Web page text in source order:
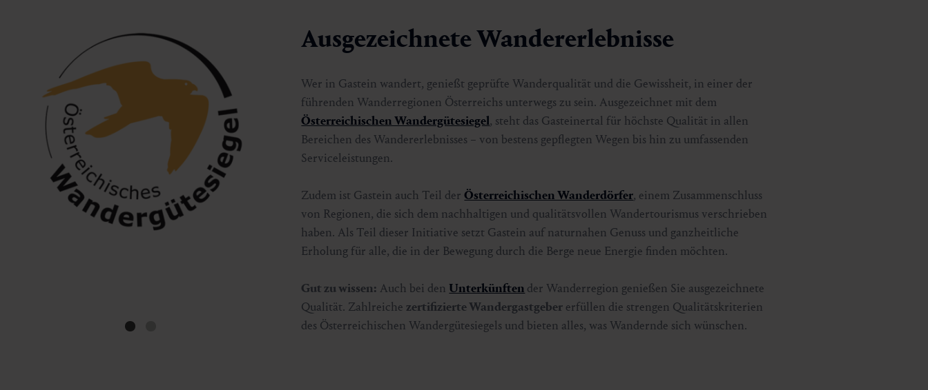
Ausgezeichnete Wandererlebnisse
Wer in Gastein wandert, genießt geprüfte Wanderqualität und die Gewissheit, in einer der
führenden Wanderregionen Österreichs unterwegs zu sein. Ausgezeichnet mit dem
Österreichischen Wandergütesiegel, steht das Gasteinertal für höchste Qualität in allen
Bereichen des Wandererlebnisses – von bestens gepflegten Wegen bis hin zu umfassenden
Serviceleistungen.
Zudem ist Gastein auch Teil derÖsterreichischen Wanderdörfer, einem Zusammenschluss
von Regionen, die sich dem nachhaltigen und qualitätsvollen Wandertourismus verschrieben
haben. Als Teil dieser Initiative setzt Gastein auf naturnahen Genuss und ganzheitliche
Erholung für alle, die in der Bewegung durch die Berge neue Energie finden möchten.
Gut zu wissen: Auch bei den Unterkünften der Wanderregion genießen Sie ausgezeichnete
Qualität. Zahlreiche zertifizierte Wandergastgeber erfüllen die strengen Qualitätskriterien
des Österreichischen Wandergütesiegels und bieten alles, was Wandernde sich wünschen.